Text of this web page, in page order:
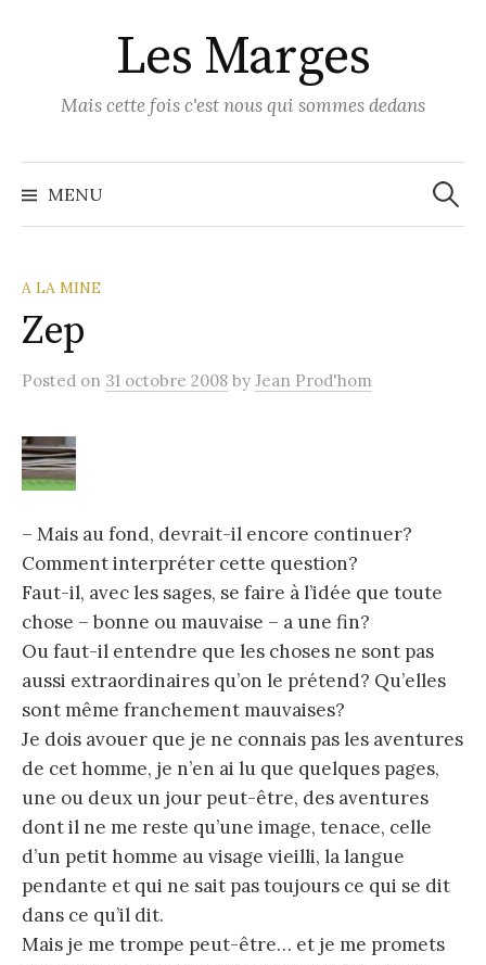
Les Marges
Mais cette fois c'est nous qui sommes dedans
MENU
A LA MINE
Zep
Posted on 31 octobre 2008 by Jean Prod'hom
– Mais au fond, devrait-il encore continuer?
Comment interpréter cette question?
Faut-il, avec les sages, se faire à l’idée que toute
chose – bonne ou mauvaise – a une fin?
Ou faut-il entendre que les choses ne sont pas
aussi extraordinaires qu’on le prétend? Qu’elles
sont même franchement mauvaises?
Je dois avouer que je ne connais pas les aventures
de cet homme, je n’en ai lu que quelques pages,
une ou deux un jour peut-être, des aventures
dont il ne me reste qu’une image, tenace, celle
d’un petit homme au visage vieilli, la langue
pendante et qui ne sait pas toujours ce qui se dit
dans ce qu’il dit.
Mais je me trompe peut-être… et je me promets